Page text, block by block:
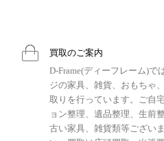
買取のご案内
D-Frame(ディーフレーム)で
ジの家具、雑貨、おもちゃ
取りを行っています。ご自
ョン整理、遺品整理、生前
古い家具、雑貨類等ござい